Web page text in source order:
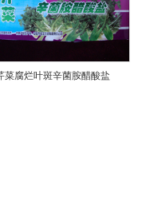
菜腐烂叶斑辛菌胺醋酸盐